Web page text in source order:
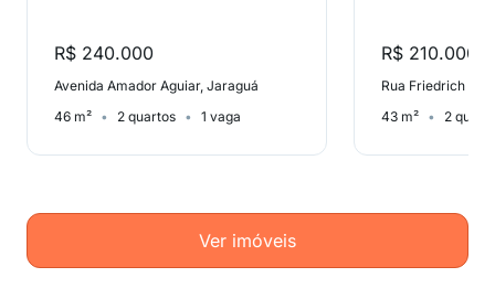
R$ 240.000
Avenida Amador Aguiar, Jaraguá
46 m²
2 quartos 1 vaga
R$ 210.000
43 m² 2
Ver imóveis